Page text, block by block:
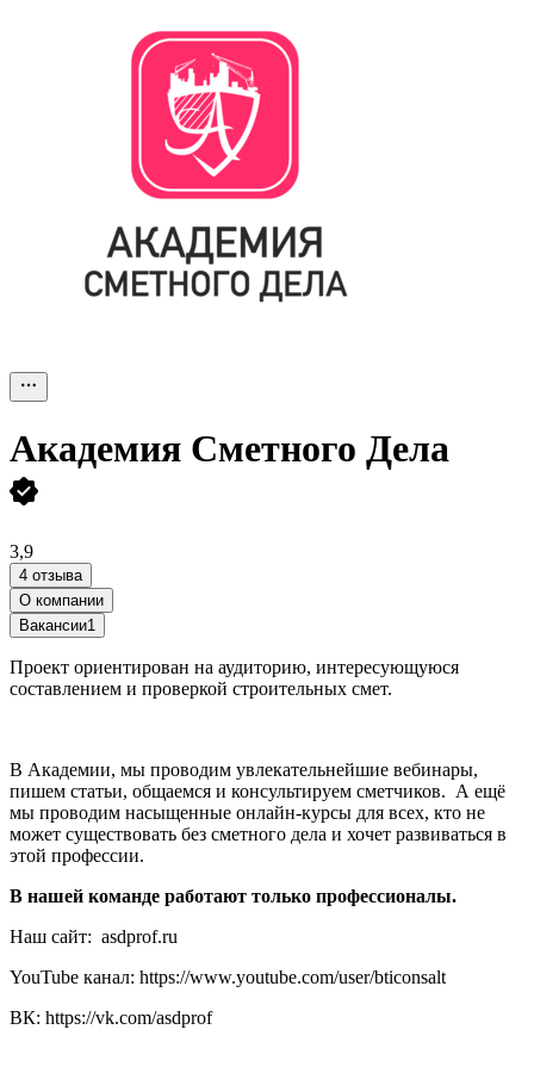
Академия Сметного Дела
3,9
4 отзыва
О компании
Вакансии1
Проект ориентирован на аудиторию, интересующуюся
составлением и проверкой строительных смет.
В Академии, мы проводим увлекательнейшие вебинары,
пишем статьи, общаемся и консультируем сметчиков. А ещё
мы проводим насыщенные онлайн-курсы для всех, кто не
может существовать без сметного дела и хочет развиваться в
этой профессии.
В нашей команде работают только профессионалы.
Наш сайт: asdprof.ru
YouTube канал: https://www.youtube.com/user/bticonsalt
ВК: https://vk.com/asdprof